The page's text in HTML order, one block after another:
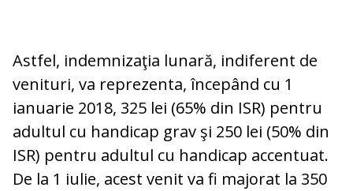
Astfel, indemnizaţia lunară, indiferent de
venituri, va reprezenta, începând cu 1
ianuarie 2018, 325 lei (65% din ISR) pentru
adultul cu handicap grav şi 250 lei (50% din
ISR) pentru adultul cu handicap accentuat.
De la 1 iulie, acest venit va fi majorat la 350